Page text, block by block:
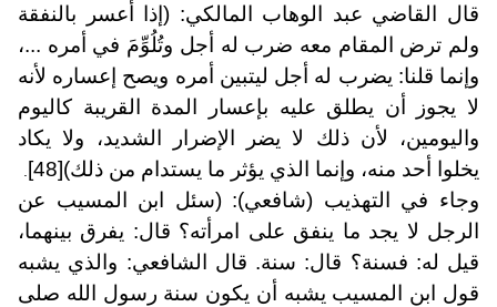
قال القاضي عبد الوهاب المالكي: (إذا أعسر بالنفقة
ولم ترض المقام معه ضرب له أجل وتُلُوِّمَ في أمره ...،
وإنما قلنا: يضرب له أجل ليتبين أمره ويصح إعساره لأنه
لا يجوز أن يطلق عليه بإعسار المدة القريبة كاليوم
واليومين، لأن ذلك لا يضر الإضرار الشديد، ولا يكاد
يخلوا أحد منه، وإنما الذي يؤثر ما يستدام من ذلك)[48]
وجاء في التهذيب (شافعي): (سئل ابن المسيب عن
الرجل لا يجد ما ينفق على امرأته؟ قال: يفرق بينهما،
قيل له: فسنة؟ قال: سنة. قال الشافعي: والذي يشبه
قول ابن المسيب يشبه أن يكون سنة رسول الله صلى